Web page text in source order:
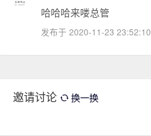
哈哈哈来喽总管
发布于 2020-11-23 23:52:10
邀请讨论 换一换